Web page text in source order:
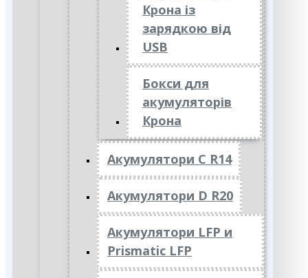
Крона із
зарядкою від
USB
Бокси для
акумуляторів
Крона
Акумулятори C R14
Акумулятори D R20
Акумулятори LFP и
Prismatic LFP